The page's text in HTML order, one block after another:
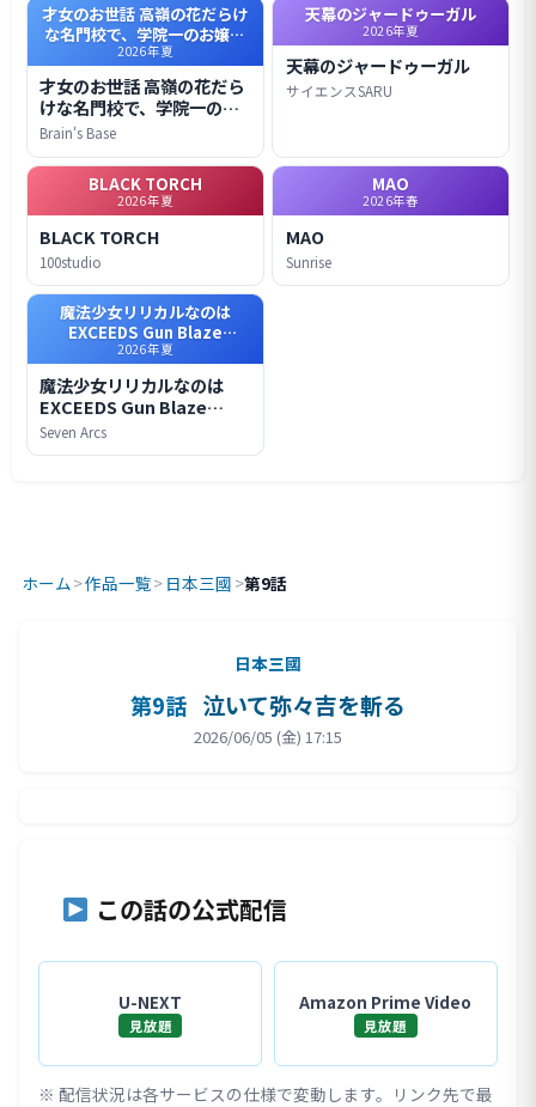
才女のお世話 高嶺の花だらけ
な名門校で、学院一のお嬢様
(生活能力皆無)を陰ながらお世
話することになりました
2026年夏
才女のお世話 高嶺の花だら
けな名門校で、学院一のお
嬢様(生活能力皆無)を陰な
がらお世話することになり
ました
Brain's Base
天幕のジャードゥーガル
2026年夏
天幕のジャードゥーガル
サイエンスSARU
BLACK TORCH
2026年夏
BLACK TORCH
100studio
MAO
2026年春
MAO
Sunrise
魔法少女リリカルなのは
EXCEEDS Gun Blaze
Vengeance
2026年夏
魔法少女リリカルなのは
EXCEEDS Gun Blaze
Vengeance
Seven Arcs
ホーム >作品一覧> 日本三國 >第9話
日本三國
第9話 泣いて弥々吉を斬る
2026/06/05 (金) 17:15
この話の公式配信
U-NEXT
見放題
Amazon Prime Video
見放題
※ 配信状況は各サービスの仕様で変動します。リンク先で最